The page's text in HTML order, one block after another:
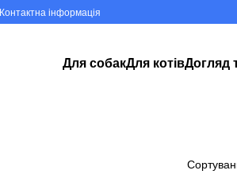
Контактна інформація
Для собакДля котівДогляд